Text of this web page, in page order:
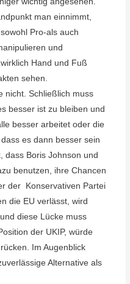
man einnimmt,
Pro-als auch
und
Hand und Fuß
sehen.
nicht. Schließlich muss
besser ist zu bleiben und
besser arbeitet oder die
es dann besser sein
dass Boris Johnson und
benutzen, ihre Chancen
der
Konservativen Partei
die EU verlässt, wird
diese Lücke muss
der UKIP, würde
Im Augenblick
Alternative als